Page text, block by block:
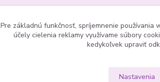
Pre základnú funkčnosť, spríjemnenie
účely cielenia reklamy využívame súbory
kedykoľvek upraviť
Nastavenia